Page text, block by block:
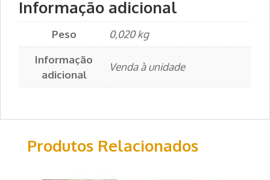
Informação adicional
Peso
0,020 kg
Informação
adicional
Venda à unidade
Produtos Relacionados